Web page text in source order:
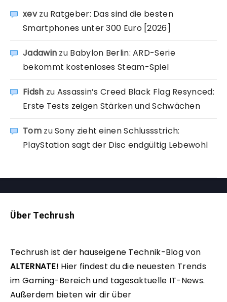
xevzu Ratgeber: Das sind die besten
Smartphones unter 300 Euro [2026]
Jadawin zu Babylon Berlin: ARD-Serie
bekommt kostenloses Steam-Spiel
Fidsh zu Assassin’s Creed Black Flag Resynced:
Erste Tests zeigen Stärken und Schwächen
TomzuSony zieht einen Schlussstrich:
PlayStation sagt der Disc endgültig Lebewohl
Über Techrush
Techrush ist der hauseigene Technik-Blog von
ALTERNATE! Hier findest du die neuesten Trends
im Gaming-Bereich und tagesaktuelle IT-News.
Außerdem bieten wir dir über